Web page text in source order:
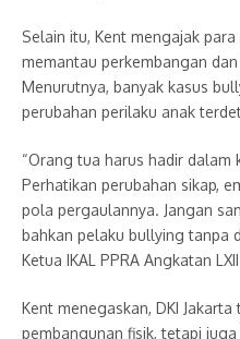
Selain itu, Kent mengajak
memantau perkembangan
Menurutnya, banyak kasus
perubahan perilaku anak
“Orang tua harus hadir dalam
Perhatikan perubahan sikap,
pola pergaulannya. Jangan
bahkan pelaku bullying tanpa
Ketua IKAL PPRA Angkatan
Kent menegaskan, DKI
pembangunan fisik, tetapi